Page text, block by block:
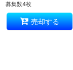
募集数4枚
売却する